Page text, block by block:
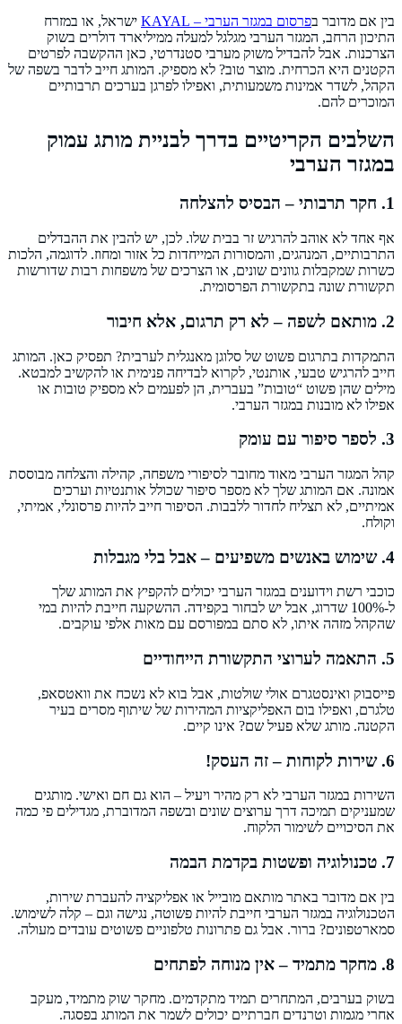
בין אם מדובר בפרסום במגזר הערבי – KAYAL
ישראל, או במזרח
התיכון הרחב, המגזר הערבי מגלגל למעלה ממיליארד דולרים בשוק
הצרכנות. אבל להבדיל משוק מערבי סטנדרטי, כאן ההקשבה לפרטים
הקטנים היא הכרחית. מוצר טוב? לא מספיק. המותג חייב לדבר בשפה של
הקהל, לשדר אמינות משמעותית, ואפילו לפרגן בערכים תרבותיים
המוכרים להם.
השלבים הקריטיים בדרך לבניית מותג עמוק
במגזר הערבי
1. חקר תרבותי – הבסיס להצלחה
אף אחד לא אוהב להרגיש זר בבית שלו. לכן, יש להבין את ההבדלים
התרבותיים, המנהגים, והמסורות המייחדות כל אזור ומחוז. לדוגמה, הלכות
כשרות שמקבלות גוונים שונים, או הצרכים של משפחות רבות שדורשות
תקשורת שונה בתקשורת הפרסומית.
2. מותאם לשפה – לא רק תרגום, אלא חיבור
התמקדות בתרגום פשוט של סלוגן מאנגלית לערבית? תפסיק כאן. המותג
חייב להרגיש טבעי, אותנטי, לקרוא לבדיחה פנימית או להקשיב למבטא.
מילים שהן פשוט “טובות” בעברית, הן לפעמים לא מספיק טובות או
אפילו לא מובנות במגזר הערבי.
3. לספר סיפור עם עומק
קהל המגזר הערבי מאוד מחובר לסיפורי משפחה, קהילה והצלחה מבוססת
אמונה. אם המותג שלך לא מספר סיפור שכולל אותנטיות וערכים
אמיתיים, לא תצליח לחדור ללבבות. הסיפור חייב להיות פרסונלי, אמיתי,
וקולח.
4. שימוש באנשים משפיעים – אבל בלי מגבלות
כוכבי רשת וידוענים במגזר הערבי יכולים להקפיץ את המותג שלך
ל-100% שדרוג, אבל יש לבחור בקפידה. ההשקעה חייבת להיות במי
שהקהל מזהה איתו, לא סתם במפורסם עם מאות אלפי עוקבים.
5. התאמה לערוצי התקשורת הייחודיים
פייסבוק ואינסטגרם אולי שולטות, אבל בוא לא נשכח את וואטסאפ,
טלגרם, ואפילו בום האפליקציות המהירות של שיתוף מסרים בעיר
הקטנה. מותג שלא פעיל שם? אינו קיים.
6. שירות לקוחות – זה העסק!
השירות במגזר הערבי לא רק מהיר ויעיל – הוא גם חם ואישי. מותגים
שמעניקים תמיכה דרך ערוצים שונים ובשפה המדוברת, מגדילים פי כמה
את הסיכויים לשימור הלקוח.
7. טכנולוגיה ופשטות בקדמת הבמה
בין אם מדובר באתר מותאם מובייל או אפליקציה להעברת שירות,
הטכנולוגיה במגזר הערבי חייבת להיות פשוטה, נגישה וגם – קלה לשימוש.
סמארטפונים? ברור. אבל גם פתרונות טלפוניים פשוטים עובדים מעולה.
8. מחקר מתמיד – אין מנוחה לפתחים
בשוק בערבים, המתחרים תמיד מתקדמים. מחקר שוק מתמיד, מעקב
אחרי מגמות וטרנדים חברתיים יכולים לשמר את המותג בפסגה.